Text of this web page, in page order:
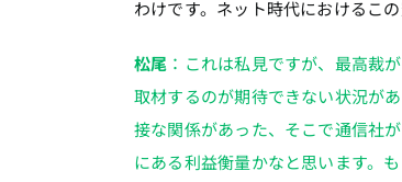
わけです。ネット時代におけるこ
松尾 ：これは私見ですが、最高裁
取材するのが期待できない状況が
接な関係があった、そこで通信社
にある利益衡量かなと思います。